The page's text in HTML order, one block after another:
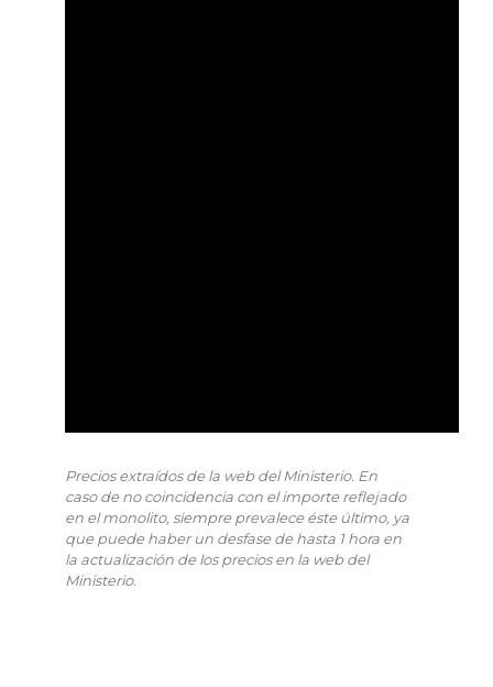
Precios extraídos de la web del Ministerio. En
caso de no coincidencia con el importe reflejado
en el monolito, siempre prevalece éste último, ya
que puede haber un desfase de hasta 1 hora en
la actualización de los precios en la web del
Ministerio.